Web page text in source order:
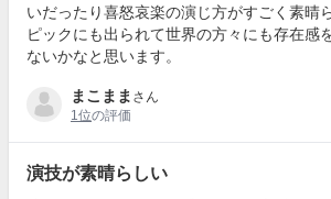
いだったり喜怒哀楽の演じ方がすごく素晴
ピックにも出られて世界の方々にも存在感
ないかなと思います。
まこまま さん
1位の評価
演技が素晴らしい